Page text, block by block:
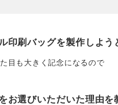
印刷バッグを製作しよう
目も大きく記念になるので
お選びいただいた理由を